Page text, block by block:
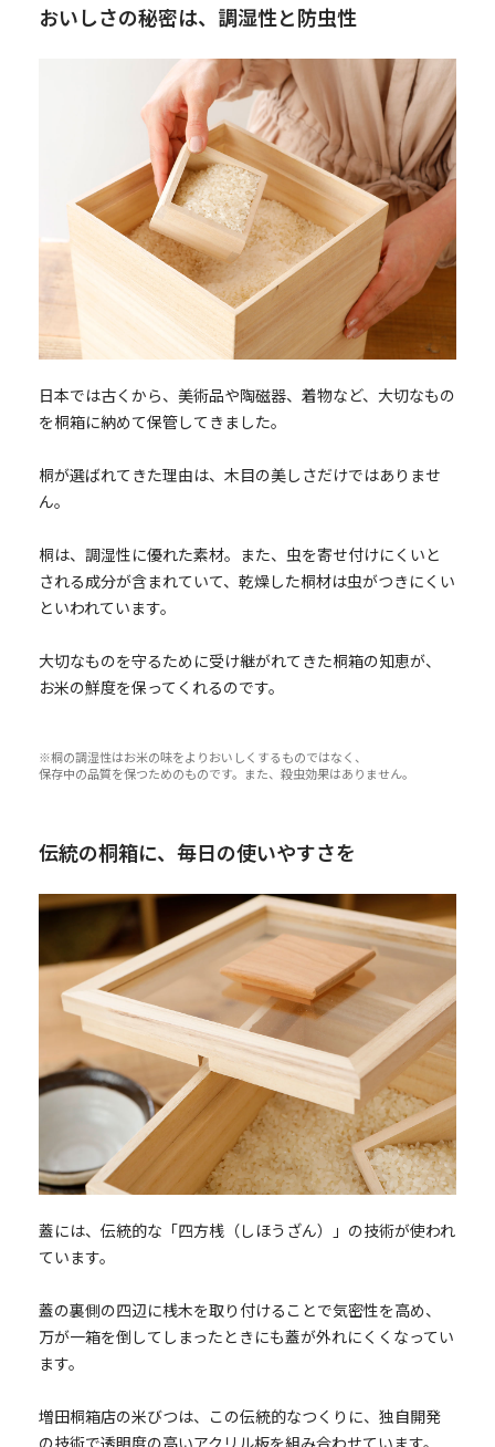
おいしさの秘密は、調湿性と防虫性
日本では古くから、美術品や陶磁器、着物など、大切なもの
を桐箱に納めて保管してきました。
桐が選ばれてきた理由は、木目の美しさだけではありませ
ん。
桐は、調湿性に優れた素材。また、虫を寄せ付けにくいと
される成分が含まれていて、乾燥した桐材は虫がつきにくい
といわれています。
大切なものを守るために受け継がれてきた桐箱の知恵が、
お米の鮮度を保ってくれるのです。
※桐の調湿性はお米の味をよりおいしくするものではなく、
保存中の品質を保つためのものです。また、殺虫効果はありません。
伝統の桐箱に、毎日の使いやすさを
蓋には、伝統的な「四方桟（しほうざん）」の技術が使われ
ています。
蓋の裏側の四辺に桟木を取り付けることで気密性を高め、
万が一箱を倒してしまったときにも蓋が外れにくくなってい
ます。
増田桐箱店の米びつは、この伝統的なつくりに、独自開発